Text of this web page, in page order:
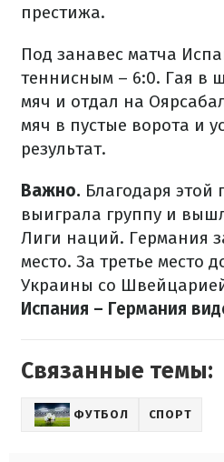
престижа.
Под занавес матча
теннисным – 6:0. Гая в
мяч и отдал на
мяч в пустые ворота и
результат.
Важно. Благодаря этой
выиграла группу и
Лиги наций. Германия
место. За третье место
Украины со
Испания – Германия
Связанные темы:
ФУТБОЛ СПОРТ